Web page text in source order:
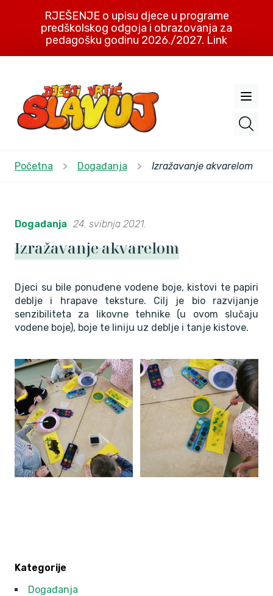
RJEŠENJE o upisu djece u programe
predškolskog odgoja i obrazovanja za
pedagošku godinu 2026./2027. Link
Početna > Događanja > Izražavanje akvarelom
Događanja 24. svibnja 2021.
Izražavanje akvarelom
Djeci su bile ponuđene vodene boje, kistovi te papiri
deblje i hrapave teksture. Cilj je bio razvijanje
senzibiliteta za likovne tehnike (u ovom slučaju
vodene boje), boje te liniju uz deblje i tanje kistove.
Kategorije
Događanja